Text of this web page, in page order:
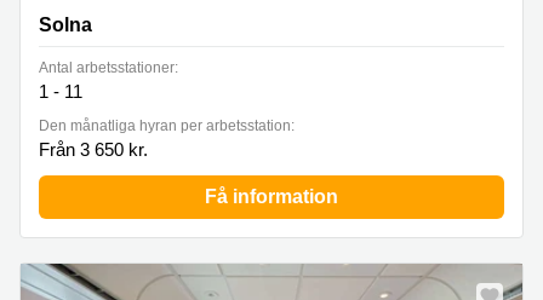
Solna
Antal arbetsstationer:
1 - 11
Den månatliga hyran per arbetsstation:
Från 3 650 kr.
Få information